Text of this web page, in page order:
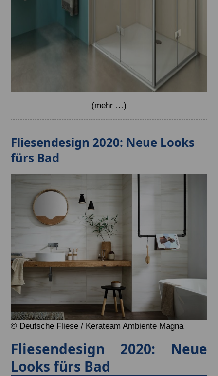
(mehr …)
Fliesendesign 2020: Neue Looks
fürs Bad
© Deutsche Fliese / Kerateam Ambiente Magna
Fliesendesign 2020: Neue
Looks fürs Bad